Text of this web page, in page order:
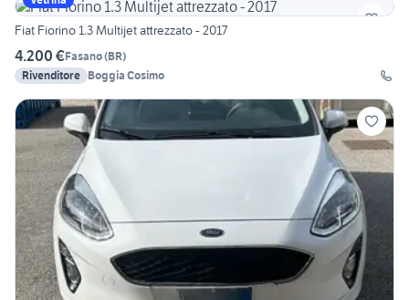
Fiat Fiorino 1.3 Multijet attrezzato - 2017
4.200 €Fasano(BR)
Rivenditore Boggia Cosimo